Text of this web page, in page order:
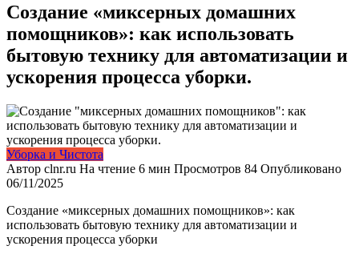
Создание «миксерных домашних
помощников»: как использовать
бытовую технику для автоматизации и
ускорения процесса уборки.
Уборка и Чистота
Автор clnr.ru На чтение 6 мин Просмотров 84 Опубликовано
06/11/2025
Создание «миксерных домашних помощников»: как
использовать бытовую технику для автоматизации и
ускорения процесса уборки